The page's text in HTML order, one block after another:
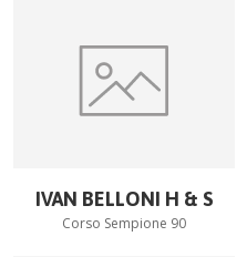
IVAN BELLONI H & S
Corso Sempione 90